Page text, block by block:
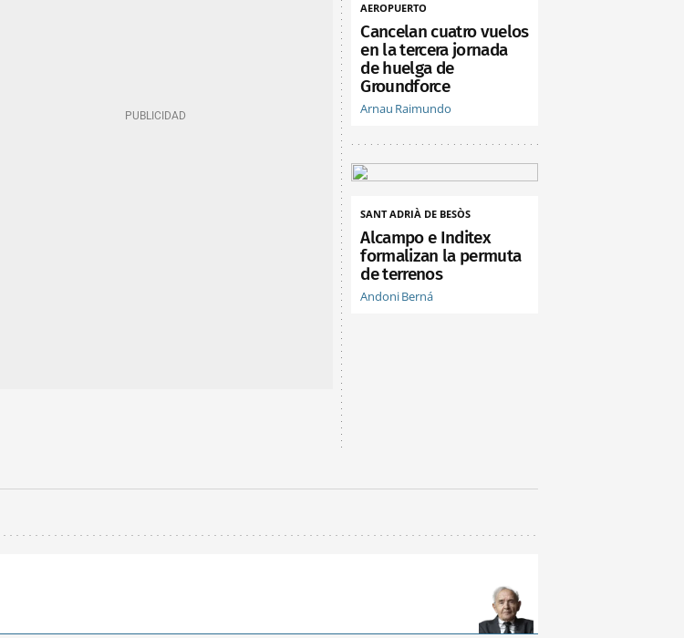
AEROPUERTO
Cancelan cuatro vuelos
en la tercera jornada
de huelga de
Groundforce
Arnau Raimundo
SANT ADRIÀ DE BESÒS
Alcampo e Inditex
formalizan la permuta
de terrenos
Andoni Berná